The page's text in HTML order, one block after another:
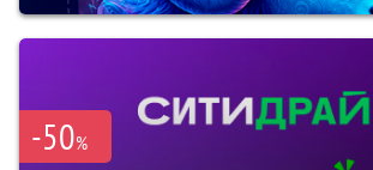
-50%